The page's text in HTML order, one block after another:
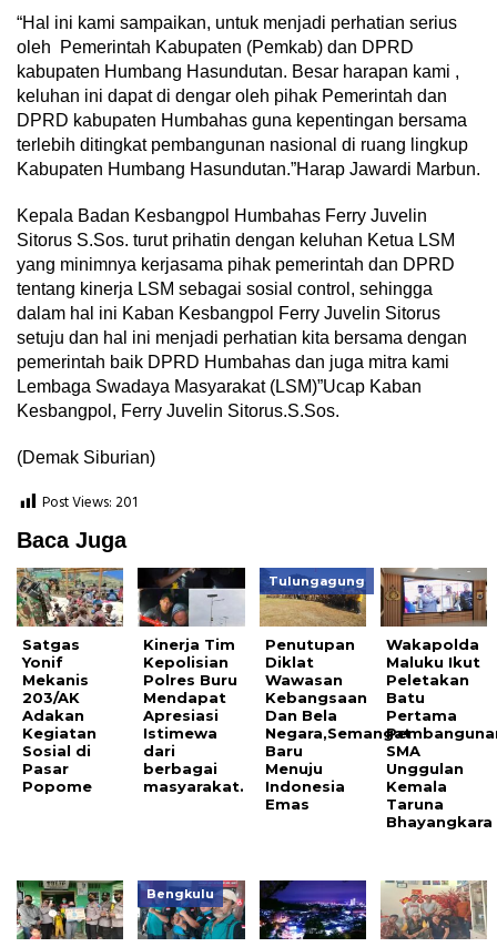
“Hal ini kami sampaikan, untuk menjadi perhatian serius
oleh Pemerintah Kabupaten (Pemkab) dan DPRD
kabupaten Humbang Hasundutan. Besar harapan kami ,
keluhan ini dapat di dengar oleh pihak Pemerintah dan
DPRD kabupaten Humbahas guna kepentingan bersama
terlebih ditingkat pembangunan nasional di ruang lingkup
Kabupaten Humbang Hasundutan.”Harap Jawardi Marbun.
Kepala Badan Kesbangpol Humbahas Ferry Juvelin
Sitorus S.Sos. turut prihatin dengan keluhan Ketua LSM
yang minimnya kerjasama pihak pemerintah dan DPRD
tentang kinerja LSM sebagai sosial control, sehingga
dalam hal ini Kaban Kesbangpol Ferry Juvelin Sitorus
setuju dan hal ini menjadi perhatian kita bersama dengan
pemerintah baik DPRD Humbahas dan juga mitra kami
Lembaga Swadaya Masyarakat (LSM)”Ucap Kaban
Kesbangpol, Ferry Juvelin Sitorus.S.Sos.
(Demak Siburian)
Post Views:201
Baca Juga
Satgas
Yonif
Mekanis
203/AK
Adakan
Kegiatan
Sosial di
Pasar
Popome
Kinerja Tim
Kepolisian
Polres Buru
Mendapat
Apresiasi
Istimewa
dari
berbagai
masyarakat.
Tulungagung
Penutupan
Diklat
Wawasan
Kebangsaan
Dan Bela
Negara,Semangat
Baru
Menuju
Indonesia
Emas
Wakapolda
Maluku Ikut
Peletakan
Batu
Pertama
SMA
Unggulan
Kemala
Taruna
Bhayangkara
Bengkulu